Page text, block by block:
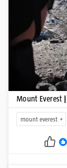
Mount Everest
mount everest